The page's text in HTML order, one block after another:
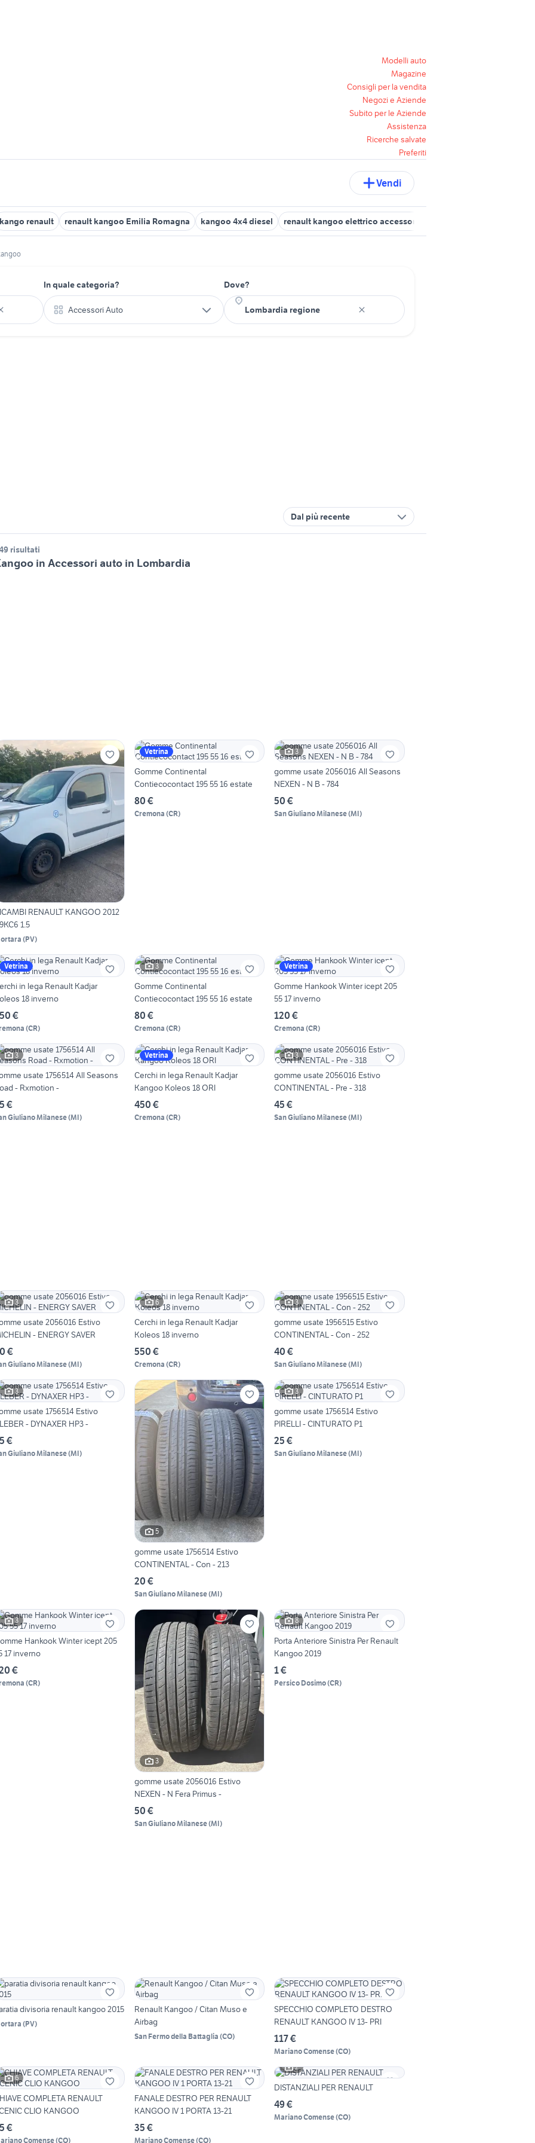
Modelli auto
Magazine
Consigli per la vendita
Negozi e Aziende
Subito per le Aziende
Assistenza
Ricerche salvate
Preferiti
Vendi
kango renault renault kangoo Emilia Romagna kangoo 4x4 diesel renault kangoo elettrico accessori auto
In quale categoria?
Accessori Auto
Dove?
Dal più recente
risultati
in Accessori auto in Lombardia
RENAULT KANGOO 2012
1.5
(PV)
Vetrina
Gomme Continental
Contiecocontact 195 55 16 estate
80 €
Cremona (CR)
3
gomme usate 2056016 All Seasons
NEXEN - N B - 784
50 €
San Giuliano Milanese(MI)
Vetrina
in lega Renault Kadjar
18 inverno
€
(CR)
3
Gomme Continental
Contiecocontact 195 55 16 estate
80 €
Cremona (CR)
Vetrina
Gomme Hankook Winter icept 205
55 17 inverno
120 €
Cremona (CR)
3
usate 1756514 All Seasons
- Rxmotion -
€
Giuliano Milanese(MI)
Vetrina
Cerchi in lega Renault Kadjar
Kangoo Koleos 18 ORI
450 €
Cremona (CR)
3
gomme usate 2056016 Estivo
CONTINENTAL - Pre - 318
45 €
San Giuliano Milanese(MI)
3
usate 2056016 Estivo
- ENERGY SAVER
€
Giuliano Milanese(MI)
6
Cerchi in lega Renault Kadjar
Koleos 18 inverno
550 €
Cremona (CR)
3
gomme usate 1956515 Estivo
CONTINENTAL - Con - 252
40 €
San Giuliano Milanese(MI)
3
usate 1756514 Estivo
- DYNAXER HP3 -
€
Giuliano Milanese(MI)
5
gomme usate 1756514 Estivo
CONTINENTAL - Con - 213
20 €
San Giuliano Milanese(MI)
3
gomme usate 1756514 Estivo
PIRELLI - CINTURATO P1
25 €
San Giuliano Milanese(MI)
3
Hankook Winter icept 205
17 inverno
€
(CR)
3
gomme usate 2056016 Estivo
NEXEN - N Fera Primus -
50 €
San Giuliano Milanese(MI)
8
Porta Anteriore Sinistra Per Renault
Kangoo 2019
1 €
Persico Dosimo(CR)
divisoria renault kangoo 2015
(PV)
Renault Kangoo / Citan Muso e
Airbag
San Fermo della Battaglia (CO)
SPECCHIO COMPLETO DESTRO
RENAULT KANGOO IV 13- PRI
117 €
Mariano Comense(CO)
6
COMPLETA RENAULT
CLIO KANGOO
€
Comense(CO)
FANALE DESTRO PER RENAULT
KANGOO IV 1 PORTA 13-21
35 €
Mariano Comense(CO)
2
DISTANZIALI PER RENAULT
49 €
Mariano Comense(CO)